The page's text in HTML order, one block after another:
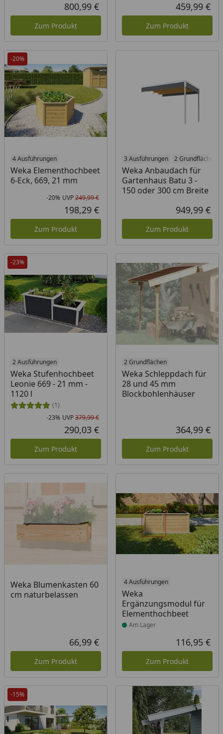
Aktueller Preis
800,99 €
Zum Produkt
459,99 €
Zum Produkt
-20%
4 Ausführungen
Weka Elementhochbeet
6-Eck, 669, 21 mm
Rabatt in Prozent
-20%
Ursprünglicher Preis
UVP249,99 €
Aktueller Preis
198,29 €
Zum Produkt
3 Ausführungen 2 Grundflächen
Weka Anbaudach für
Gartenhaus Batu 3 -
150 oder 300 cm Breite
949,99 €
Zum Produkt
-23%
2 Ausführungen
Weka Stufenhochbeet
Leonie 669 - 21 mm -
1120 l
(1)
Rabatt in Prozent
-23%
Ursprünglicher Preis
UVP379,99 €
Aktueller Preis
290,03 €
Zum Produkt
2 Grundflächen
Weka Schleppdach für
28 und 45 mm
Blockbohlenhäuser
364,99 €
Zum Produkt
Weka Blumenkasten 60
cm naturbelassen
Aktueller Preis
66,99 €
Zum Produkt
4 Ausführungen
Weka
Ergänzungsmodul für
Elementhochbeet
Produkt am Lager
Am Lager
116,95 €
Zum Produkt
-15%